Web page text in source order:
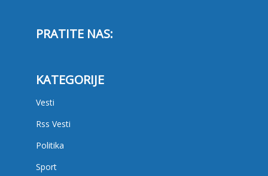
PRATITE NAS:
KATEGORIJE
Vesti
Rss Vesti
Politika
Sport